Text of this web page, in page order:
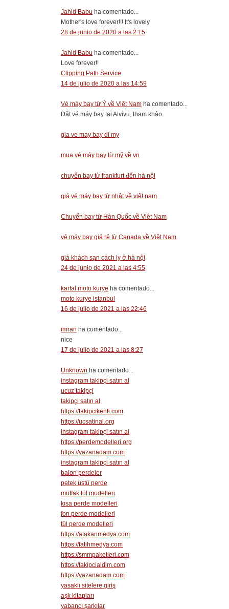
Jahid Babu ha comentado...
Mother's love forever!!! It's lovely
28 de junio de 2020 a las 2:15
Jahid Babu ha comentado...
Love forever!!
Clipping Path Service
14 de julio de 2020 a las 14:59
Vé máy bay từ Ý về Việt Nam ha comentado...
Đặt vé máy bay tại Aivivu, tham khảo
gia ve may bay di my
mua vé máy bay từ mỹ về vn
chuyến bay từ frankfurt đến hà nội
giá vé máy bay từ nhật về việt nam
Chuyến bay từ Hàn Quốc về Việt Nam
vé máy bay giá rẻ từ Canada về Việt Nam
giá khách sạn cách ly ở hà nội
24 de junio de 2021 a las 4:55
kartal moto kurye ha comentado...
moto kurye istanbul
16 de julio de 2021 a las 22:46
imran ha comentado...
nice
17 de julio de 2021 a las 8:27
Unknown ha comentado...
instagram takipçi satın al
ucuz takipçi
takipçi satın al
https://takipcikenti.com
https://ucsatinal.org
instagram takipçi satın al
https://perdemodelleri.org
https://yazanadam.com
instagram takipçi satın al
balon perdeler
petek üstü perde
mutfak tül modelleri
kısa perde modelleri
fon perde modelleri
tül perde modelleri
https://atakanmedya.com
https://fatihmedya.com
https://smmpaketleri.com
https://takipcialdim.com
https://yazanadam.com
yasaklı sitelere giriş
aşk kitapları
yabancı şarkılar